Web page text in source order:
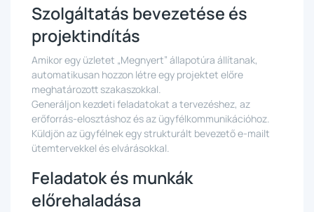
Szolgáltatás bevezetése és
projektindítás
Amikor egy üzletet „Megnyert” állapotúra állítanak,
automatikusan hozzon létre egy projektet előre
meghatározott szakaszokkal.
Generáljon kezdeti feladatokat a tervezéshez, az
erőforrás-elosztáshoz és az ügyfélkommunikációhoz.
Küldjön az ügyfélnek egy strukturált bevezető e-mailt
ütemtervekkel és elvárásokkal.
Feladatok és munkák
előrehaladása